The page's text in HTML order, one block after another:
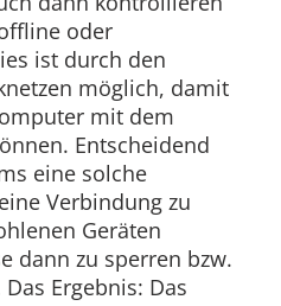
oder
ist durch den
möglich, damit
mit dem
Entscheidend
eine solche
Verbindung zu
Geräten
dann zu sperren bzw.
Ergebnis: Das